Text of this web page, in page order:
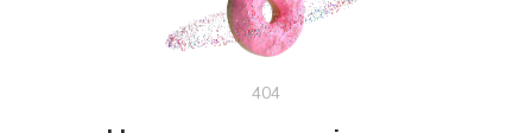
404